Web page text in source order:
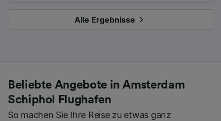
Alle Ergebnisse
Beliebte Angebote in Amsterdam
Schiphol Flughafen
So machen Sie Ihre Reise zu etwas ganz